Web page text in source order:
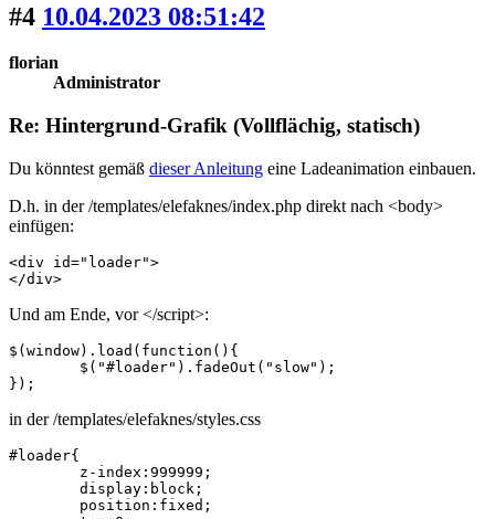
#4 10.04.2023 08:51:42
florian
Administrator
Re: Hintergrund-Grafik (Vollflächig, statisch)
Du könntest gemäß dieser Anleitung eine Ladeanimation einbauen.
D.h. in der /templates/elefaknes/index.php direkt nach <body>
einfügen:
<div id="loader">
</div>
Und am Ende, vor </script>:
$(window).load(function(){
});
in der /templates/elefaknes/styles.css
#loader{